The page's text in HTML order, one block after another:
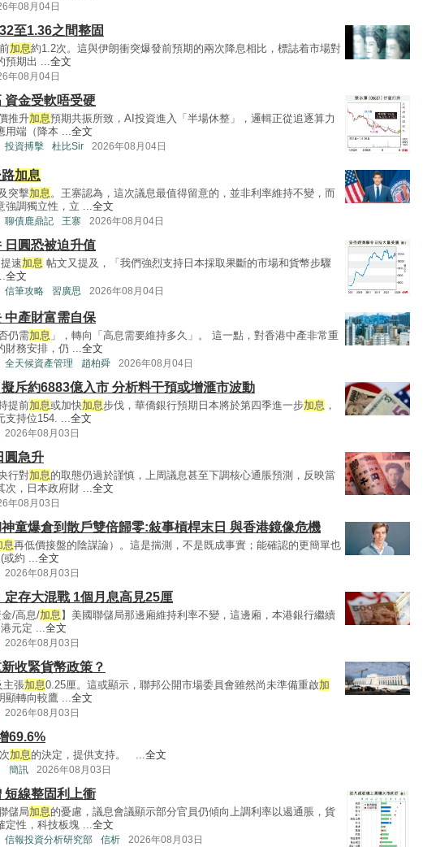
年08月04日
至1.36之間整固
加息約1.2次。這與伊朗衝突爆發前預期的兩次降息相比，標誌着市場對
預期出 ...全文
年08月04日
資金受軟唔受硬
推升加息預期共振所致，AI投資進入「半場休整」，邏輯正從追逐算力
用端（降本 ...全文
投資搏擊 杜比Sir 2026年08月04日
加息
突擊加息 。王寨認為，這次議息最值得留意的，並非利率維持不變，而
調獨立性，立 ... 全文
聊債鹿鼎記 王寨 2026年08月04日
日圓恐被迫升值
速加息 帖文又提及，「我們強烈支持日本採取果斷的市場和貨幣步驟
全文
信筆攻略 習廣思 2026年08月04日
中產財富需自保
仍需加息 」，轉向「高息需要維持多久」。 這一點，對香港中產非常重
務安排，仍 ... 全文
全天候資產管理 趙柏舜 2026年08月04日
斥約6883億入市 分析料干預或增滙市波動
提前加息或加快加息步伐，華僑銀行預期日本將於第四季進一步加息 ，
持位154. ... 全文
2026年08月03日
圓急升
行對加息 的取態仍過於謹慎，上周議息甚至下調核心通脹預測，反映當
次，日本政府財 ... 全文
年08月03日
童爆倉到散戶雙倍歸零:敍事槓桿末日 與香港鏡像危機
息再低價接盤的陰謀論）。這是揣測，不是既成事實；能確認的更簡單也
約 ... 全文
2026年08月03日
定存大混戰 1個月息高見25厘
金/高息/加息 】美國聯儲局那邊廂維持利率不變，這邊廂，本港銀行繼續
元定 ... 全文
2026年08月03日
收緊貨幣政策？
主張加息0.25厘。這或顯示，聯邦公開市場委員會雖然尚未準備重啟加
顯轉向較鷹 ... 全文
2026年08月03日
69.6%
加息 的決定，提供支持。 ... 全文
簡訊 2026年08月03日
短線整固利上衝
儲局加息 的憂慮，議息會議顯示部分官員仍傾向上調利率以遏通脹，貨
性，科技板塊 ... 全文
信報投資分析研究部 信析 2026年08月03日